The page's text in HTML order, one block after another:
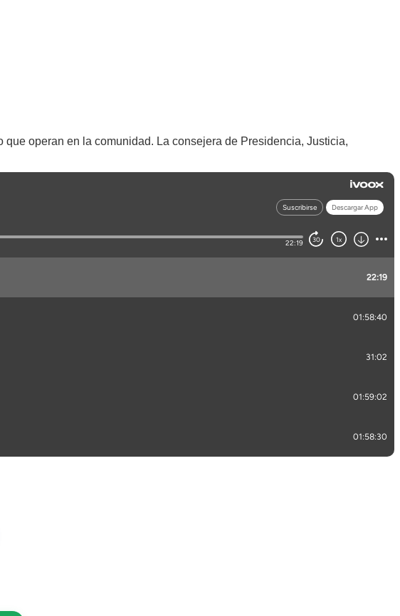
operan en la comunidad. La consejera de Presidencia, Justicia,